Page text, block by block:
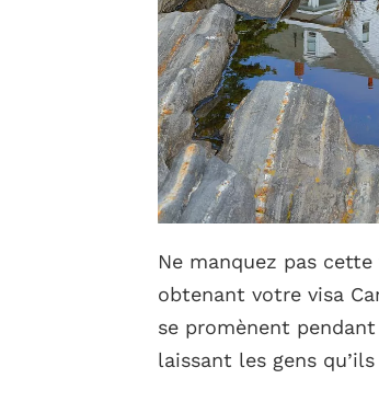
Ne manquez pas
obtenant votre visa
se promènent
laissant les gens